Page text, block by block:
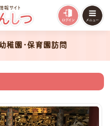
サイト
稚園・保育園訪問